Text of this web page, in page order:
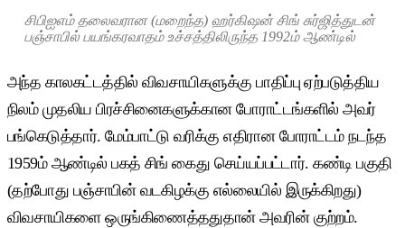
சிபிஐஎம் தலைவரான (மறைந்த) ஹர்கிஷன் சிங் சுர்ஜித்துடன்
பஞ்சாபில் பயங்கரவாதம் உச்சத்திலிருந்த 1992ம் ஆண்டில்
அந்த காலகட்டத்தில் விவசாயிகளுக்கு பாதிப்பு ஏற்படுத்திய
நிலம் முதலிய பிரச்சினைகளுக்கான போராட்டங்களில் அவர்
பங்கெடுத்தார். மேம்பாட்டு வரிக்கு எதிரான போராட்டம் நடந்த
1959ம் ஆண்டில் பகத் சிங் கைது செய்யப்பட்டார். கண்டி பகுதி
(தற்போது பஞ்சாபின் வடகிழக்கு எல்லையில் இருக்கிறது)
விவசாயிகளை ஒருங்கிணைத்ததுதான் அவரின் குற்றம்.